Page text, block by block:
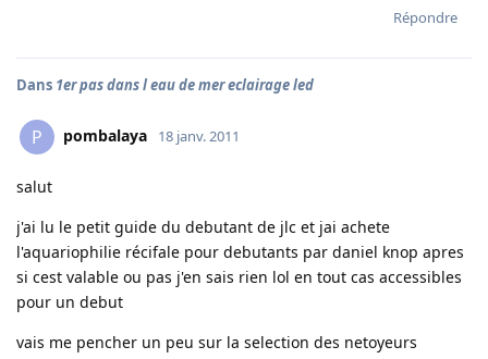
Répondre
Dans 1er pas dans l eau de mer eclairage led
P pombalaya 18 janv. 2011
salut
j'ai lu le petit guide du debutant de jlc et jai achete
l'aquariophilie récifale pour debutants par daniel knop apres
si cest valable ou pas j'en sais rien lol en tout cas accessibles
pour un debut
vais me pencher un peu sur la selection des netoyeurs